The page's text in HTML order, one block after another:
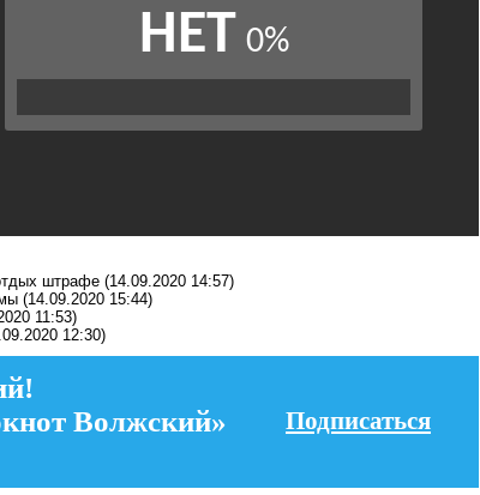
штрафе (14.09.2020 14:57)
(14.09.2020 15:44)
11:53)
12:30)
Волжский»
Подписаться